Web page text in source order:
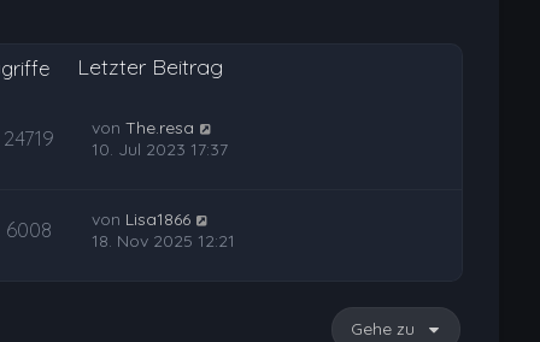
Letzter Beitrag
24719 vonThe.resa
10. Jul 2023 17:37
6008 von Lisa1866
18. Nov 2025 12:21
Gehe zu